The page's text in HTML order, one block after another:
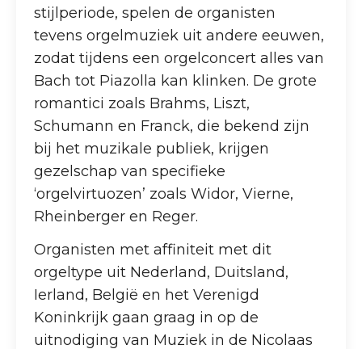
stijlperiode, spelen de organisten
tevens orgelmuziek uit andere eeuwen,
zodat tijdens een orgelconcert alles van
Bach tot Piazolla kan klinken. De grote
romantici zoals Brahms, Liszt,
Schumann en Franck, die bekend zijn
bij het muzikale publiek, krijgen
gezelschap van specifieke
‘orgelvirtuozen’ zoals Widor, Vierne,
Rheinberger en Reger.
Organisten met affiniteit met dit
orgeltype uit Nederland, Duitsland,
Ierland, België en het Verenigd
Koninkrijk gaan graag in op de
uitnodiging van Muziek in de Nicolaas